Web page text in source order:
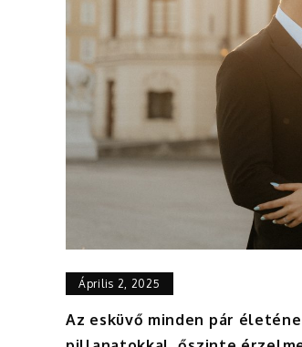
Április 2, 2025
Az esküvő minden pár